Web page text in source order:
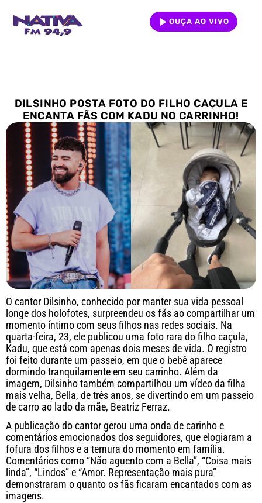
OUÇA AO VIVO
DILSINHO POSTA FOTO DO FILHO CAÇULA E
ENCANTA FÃS COM KADU NO CARRINHO!
O cantor Dilsinho, conhecido por manter sua vida pessoal
longe dos holofotes, surpreendeu os fãs ao compartilhar um
momento íntimo com seus filhos nas redes sociais. Na
quarta-feira, 23, ele publicou uma foto rara do filho caçula,
Kadu, que está com apenas dois meses de vida. O registro
foi feito durante um passeio, em que o bebê aparece
dormindo tranquilamente em seu carrinho. Além da
imagem, Dilsinho também compartilhou um vídeo da filha
mais velha, Bella, de três anos, se divertindo em um passeio
de carro ao lado da mãe, Beatriz Ferraz.
A publicação do cantor gerou uma onda de carinho e
comentários emocionados dos seguidores, que elogiaram a
fofura dos filhos e a ternura do momento em família.
Comentários como “Não aguento com a Bella”, “Coisa mais
linda”, “Lindos” e “Amor. Representação mais pura”
demonstraram o quanto os fãs ficaram encantados com as
imagens.